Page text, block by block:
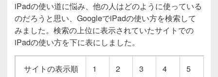
iPadの使い道に悩み、他の人はどのように使っている
のだろうと思い、GoogleでiPadの使い方を検索して
みました。検索の上位に表示されていたサイトでの
iPadの使い方を下に表にしました。
サイトの表示順
1
2
3
4
5